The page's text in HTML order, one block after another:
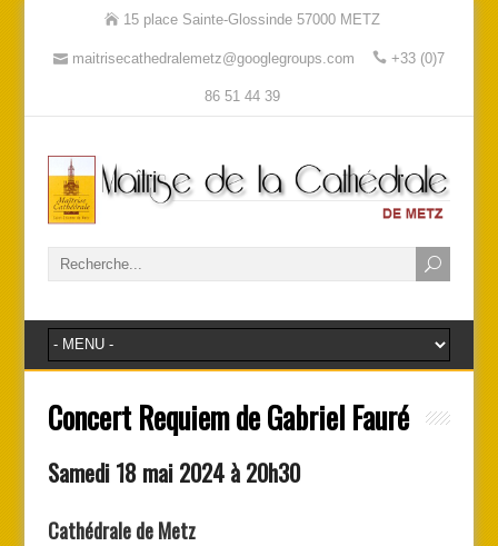
15 place Sainte-Glossinde 57000 METZ
maitrisecathedralemetz@googlegroups.com +33 (0)7
86 51 44 39
Concert Requiem de Gabriel Fauré
Samedi 18 mai 2024 à 20h30
Cathédrale de Metz